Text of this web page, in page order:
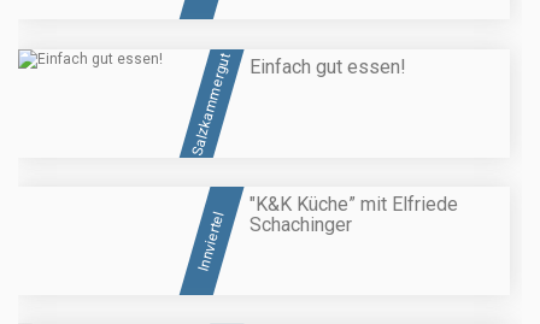
Salzkammergut Einfach gut essen!
Innviertel
"K&K Küche” mit Elfriede
Schachinger